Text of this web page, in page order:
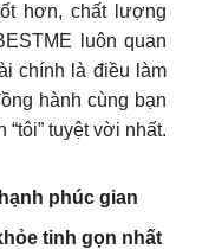
hơn, chất lượng
luôn quan
chính là điều làm
hành cùng bạn
tuyệt vời nhất.
phúc gian
tinh gọn nhất